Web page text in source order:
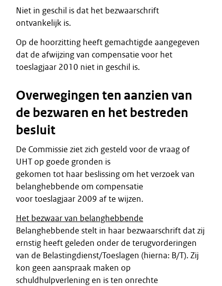
Niet in geschil is dat het bezwaarschrift
ontvankelijk is.
Op de hoorzitting heeft gemachtigde aangegeven
dat de afwijzing van compensatie voor het
toeslagjaar 2010 niet in geschil is.
Overwegingen ten aanzien van
de bezwaren en het bestreden
besluit
De Commissie ziet zich gesteld voor de vraag of
UHT op goede gronden is
gekomen tot haar beslissing om het verzoek van
belanghebbende om compensatie
voor toeslagjaar 2009 af te wijzen.
Het bezwaar van belanghebbende
Belanghebbende stelt in haar bezwaarschrift dat zij
ernstig heeft geleden onder de terugvorderingen
van de Belastingdienst/Toeslagen (hierna: B/T). Zij
kon geen aanspraak maken op
schuldhulpverlening en is ten onrechte